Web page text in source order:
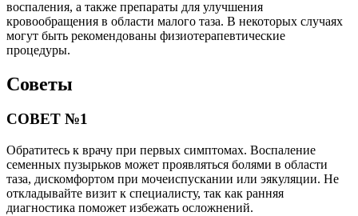
воспаления, а также препараты для улучшения
кровообращения в области малого таза. В некоторых случаях
могут быть рекомендованы физиотерапевтические
процедуры.
Советы
СОВЕТ №1
Обратитесь к врачу при первых симптомах. Воспаление
семенных пузырьков может проявляться болями в области
таза, дискомфортом при мочеиспускании или эякуляции. Не
откладывайте визит к специалисту, так как ранняя
диагностика поможет избежать осложнений.